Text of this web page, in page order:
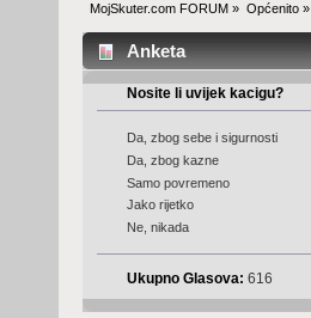
MojSkuter.com FORUM » Općenito»
Anketa
Nosite li uvijek kacigu?
Da, zbog sebe i sigurnosti
Da, zbog kazne
Samo povremeno
Jako rijetko
Ne, nikada
Ukupno Glasova: 616